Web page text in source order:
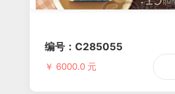
编号：C285055
￥ 6000.0 元